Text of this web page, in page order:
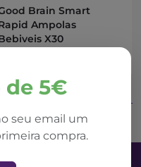
de 5€
seu email um
compra.
Brain Smart
Ampolas
X30
Adicionar ao Carrinho